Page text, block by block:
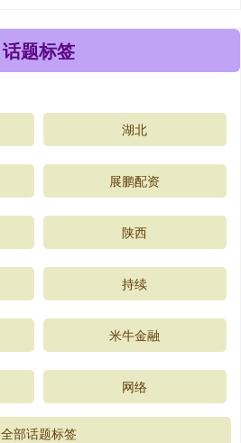
话题标签
湖北
展鹏配资
陕西
持续
米牛金融
网络
全部话题标签